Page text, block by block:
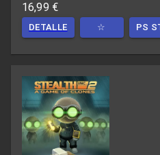
16,99 €
DETALLE ☆ PS